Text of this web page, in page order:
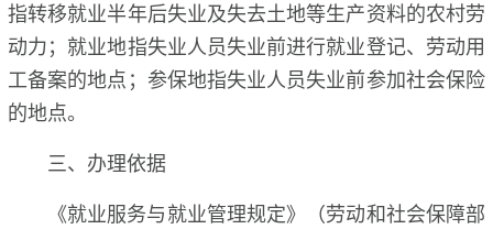
指转移就业半年后失业及失去土地等生产资料的农村劳
动力；就业地指失业人员失业前进行就业登记、劳动用
工备案的地点；参保地指失业人员失业前参加社会保险
的地点。
三、办理依据
《就业服务与就业管理规定》（劳动和社会保障部